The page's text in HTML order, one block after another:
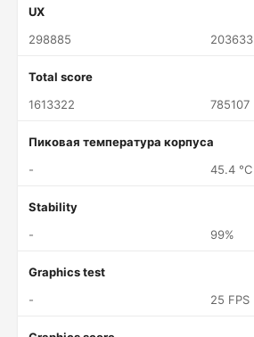
UX
298885
203633
Total score
1613322
785107
Пиковая температура корпуса
-
45.4 °C
Stability
-
99%
Graphics test
-
25 FPS